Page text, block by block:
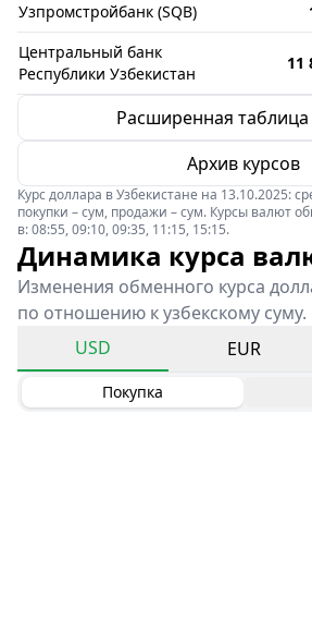
Узпромстройбанк (SQB)
Центральный банк
Республики Узбекистан
11
Расширенная таблица
Архив курсов
Курс доллара в Узбекистане на 13.10.2025:
покупки – сум, продажи – сум. Курсы валют
в: 08:55, 09:10, 09:35, 11:15, 15:15.
Динамика курса
Изменения обменного курса
по отношению к узбекскому суму.
USD
EUR
Покупка